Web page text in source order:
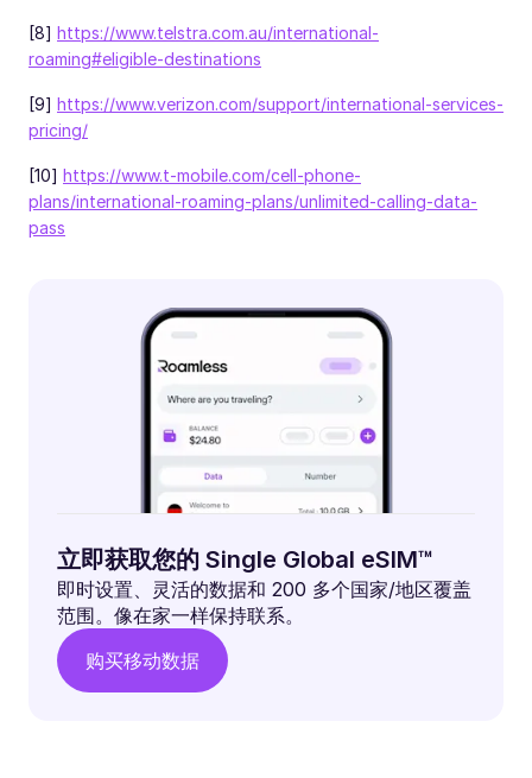
[8] https://www.telstra.com.au/international-
roaming#eligible-destinations
[9] https://www.verizon.com/support/international-services-
pricing/
[10] https://www.t-mobile.com/cell-phone-
plans/international-roaming-plans/unlimited-calling-data-
pass
立即获取您的 Single Global eSIM™
即时设置、灵活的数据和 200 多个国家/地区覆盖
范围。像在家一样保持联系。
购买移动数据